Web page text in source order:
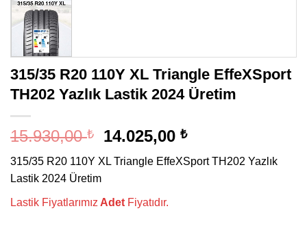
315/35 R20 110Y XL Triangle EffeXSport
TH202 Yazlık Lastik 2024 Üretim
15.930,00₺
Orijinal
fiyat:
15.930,00 ₺.
14.025,00₺Şu
andaki
fiyat:
315/35 R20 110Y XL Triangle EffeXSport TH202 Yazlık
Lastik 2024 Üretim
Lastik FiyatlarımızAdet Fiyatıdır.